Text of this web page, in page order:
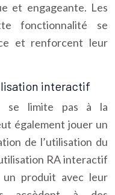
et engageante. Les
fonctionnalité se
et renforcent leur
interactif
se limite pas à la
également jouer un
de l’utilisation du
RA interactif
un produit avec leur